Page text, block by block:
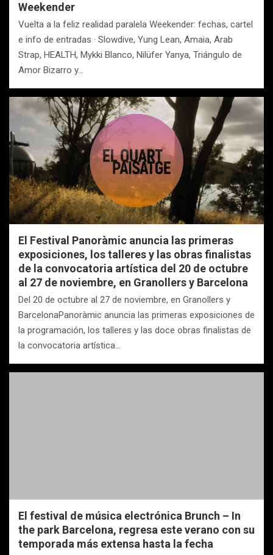
Weekender
Vuelta a la feliz realidad paralela Weekender: fechas, cartel
e info de entradas · Slowdive, Yung Lean, Amaia, Arab
Strap, HEALTH, Mykki Blanco, Nilüfer Yanya, Triángulo de
Amor Bizarro y…
El Festival Panoràmic anuncia las primeras
exposiciones, los talleres y las obras finalistas
de la convocatoria artística del 20 de octubre
al 27 de noviembre, en Granollers y Barcelona
Del 20 de octubre al 27 de noviembre, en Granollers y
BarcelonaPanoràmic anuncia las primeras exposiciones de
la programación, los talleres y las doce obras finalistas de
la convocatoria artística…
El festival de música electrónica Brunch – In
the park Barcelona, regresa este verano con su
temporada más extensa hasta la fecha